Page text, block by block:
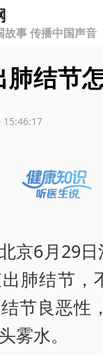
故事 传播中国声音
结节
15:46:17
京6月29
肺结节，
节良恶性
雾水。